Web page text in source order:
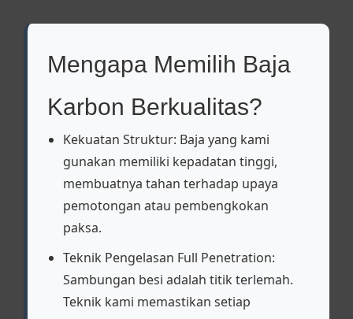
Mengapa Memilih Baja
Karbon Berkualitas?
Kekuatan Struktur: Baja yang kami
gunakan memiliki kepadatan tinggi,
membuatnya tahan terhadap upaya
pemotongan atau pembengkokan
paksa.
Teknik Pengelasan Full Penetration:
Sambungan besi adalah titik terlemah.
Teknik kami memastikan setiap